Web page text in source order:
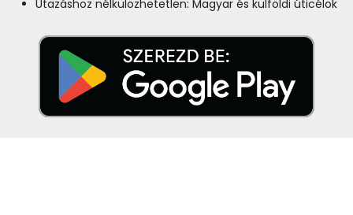
Utazáshoz nélkülözhetetlen: Magyar és külföldi úticélok